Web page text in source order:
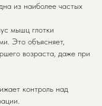
из наиболее частых
мышц глотки
Это объясняет,
возраста, даже при
контроль над